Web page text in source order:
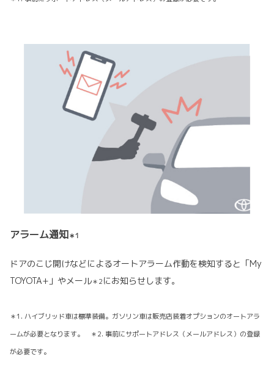
アラーム通知＊1
ドアのこじ開けなどによるオートアラーム作動を検知すると「My
TOYOTA+」やメール＊2にお知らせします。
＊1. ハイブリッド車は標準装備。ガソリン車は販売店装着オプションのオートアラ
ームが必要となります。 ＊2. 事前にサポートアドレス（メールアドレス）の登録
が必要です。